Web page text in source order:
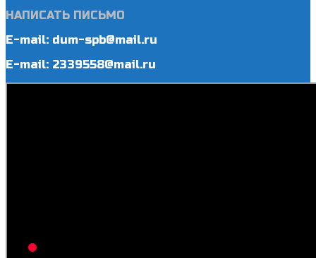
НАПИСАТЬ ПИСЬМО
E-mail: dum-spb@mail.ru
E-mail: 2339558@mail.ru